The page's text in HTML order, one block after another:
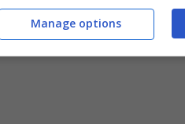
Manage options